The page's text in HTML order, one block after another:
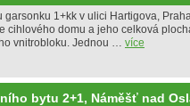
garsonku 1+kk v ulici Hartigova,
cihlového domu a jeho celková
vnitrobloku. Jednou … více
bytu 2+1, Náměšť nad